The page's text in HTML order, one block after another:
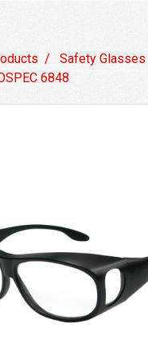
Safety Glasses
6848